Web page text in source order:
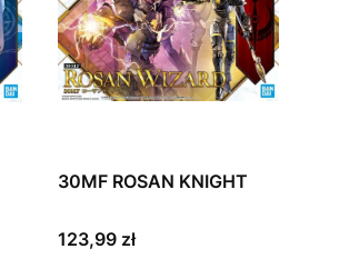
30MF ROSAN KNIGHT
Cena
123,99 zł